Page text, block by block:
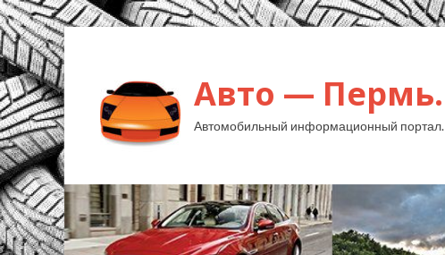
Авто — Пермь.
Автомобильный информационный портал.